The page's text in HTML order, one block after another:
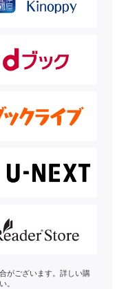
がございます。詳しい購
。